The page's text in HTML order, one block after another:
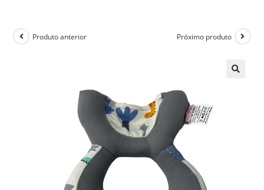
Produto anterior Próximo produto